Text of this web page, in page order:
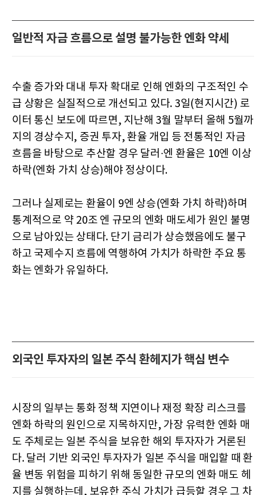
일반적 자금 흐름으로 설명 불가능한 엔화 약세
수출 증가와 대내 투자 확대로 인해 엔화의 구조적인 수
급 상황은 실질적으로 개선되고 있다. 3일(현지시간) 로
이터 통신 보도에 따르면, 지난해 3월 말부터 올해 5월까
지의 경상수지, 증권 투자, 환율 개입 등 전통적인 자금
흐름을 바탕으로 추산할 경우 달러·엔 환율은 10엔 이상
하락(엔화 가치 상승)해야 정상이다.
그러나 실제로는 환율이 9엔 상승(엔화 가치 하락)하며
통계적으로 약 20조 엔 규모의 엔화 매도세가 원인 불명
으로 남아있는 상태다. 단기 금리가 상승했음에도 불구
하고 국제수지 흐름에 역행하여 가치가 하락한 주요 통
화는 엔화가 유일하다.
외국인 투자자의 일본 주식 환헤지가 핵심 변수
시장의 일부는 통화 정책 지연이나 재정 확장 리스크를
엔화 하락의 원인으로 지목하지만, 가장 유력한 엔화 매
도 주체로는 일본 주식을 보유한 해외 투자자가 거론된
다. 달러 기반 외국인 투자자가 일본 주식을 매입할 때 환
율 변동 위험을 피하기 위해 동일한 규모의 엔화 매도 헤
지를 실행하는데, 보유한 주식 가치가 급등할 경우 그 차